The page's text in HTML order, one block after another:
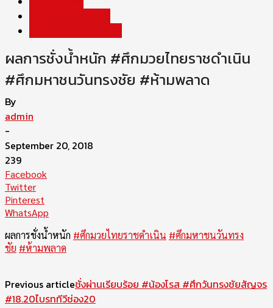
ผลการชั่งน้ำหนัก #ศึกมวยไทยราชดำเนิน
#ศึกมหาชนวันทรงชัย #ห้ามพลาด
By
admin
-
September 20, 2018
239
Facebook
Twitter
Pinterest
WhatsApp
ผลการชั่งน้ำหนัก #ศึกมวยไทยราชดำเนิน #ศึกมหาชนวันทรง
ชัย #ห้ามพลาด
Previous articleชั่งผ่านเรียบร้อย #น้องโรส #ศึกวันทรงชัยสัญจร
#18.20ไบรททีวีช่อง20